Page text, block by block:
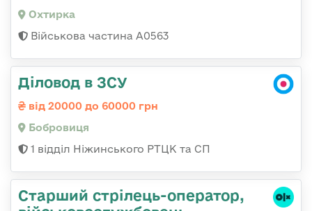
Охтирка
Військова частина А0563
Діловод в ЗСУ
від 20000 до 60000 грн
Бобровиця
1 відділ Ніжинського РТЦК та СП
Старший стрілець-оператор,